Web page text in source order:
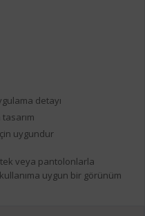
detayı
uygundur
veya pantolonlarla
uygun bir görünüm